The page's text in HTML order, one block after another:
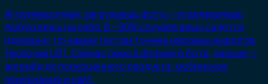
AI-примерочная: загружаешь фото — и примеряешь
любую вещь на себя. В ~90% случаев вещь садится
идеально; по нашим тестам точнее мировых аналогов
(включая US). Сейчас демо в формате бота, дальше —
апгрейд до полноценного продукта: мобильное
приложение и сайт.